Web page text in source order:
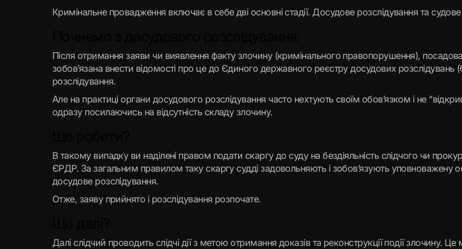
Кримінальне провадження включає в себе дві основні стадії. Досудове розслідування та
Після отримання заяви чи виявлення факту злочину (кримінального правопорушення),
зобов’язана внести відомості про це до Єдиного державного реєстру досудових
розслідування.
Але на практиці органи досудового розслідування часто нехтують своїм обов’язком і не
одразу посилаючись на відсутність складу злочину.
В такому випадку ви наділені правом подати скаргу до суду на бездіяльність слідчого чи
ЄРДР. За загальним правилом таку скаргу судді задовольняють і зобов’язують уповноважену
досудове розслідування.
Отже, заяву прийнято і розслідування розпочате.
Далі слідчий проводить слідчі дії з метою отримання доказів та реконструкції події злочину.